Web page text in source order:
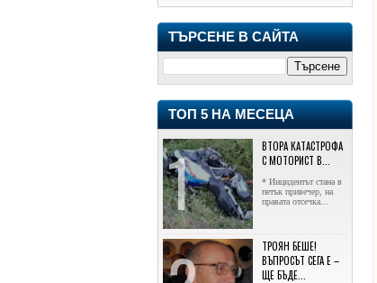
ТЪРСЕНЕ В САЙТА
ТОП 5 НА МЕСЕЦА
ВТОРА КАТАСТРОФА
С МОТОРИСТ В...
* Инцидентът стана в
петък привечер, на
правата отсечка...
ТРОЯН БЕШЕ!
ВЪПРОСЪТ СЕГА Е –
ЩЕ БЪДЕ...